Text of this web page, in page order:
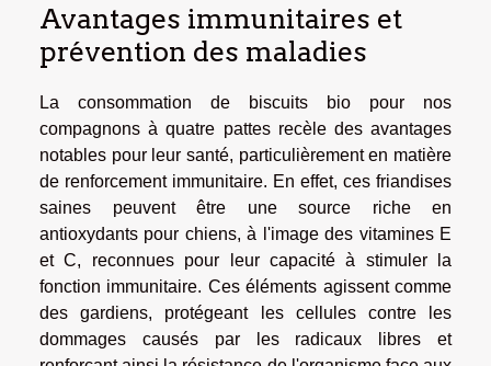
Avantages immunitaires et
prévention des maladies
La consommation de biscuits bio pour nos
compagnons à quatre pattes recèle des avantages
notables pour leur santé, particulièrement en matière
de renforcement immunitaire. En effet, ces friandises
saines peuvent être une source riche en
antioxydants pour chiens, à l'image des vitamines E
et C, reconnues pour leur capacité à stimuler la
fonction immunitaire. Ces éléments agissent comme
des gardiens, protégeant les cellules contre les
dommages causés par les radicaux libres et